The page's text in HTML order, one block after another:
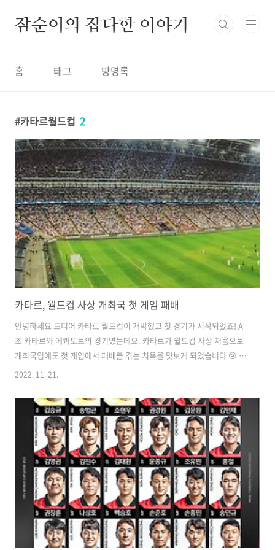
잠순이의 잡다한 이야기
홈 태그 방명록
카타르월드컵 2
카타르, 월드컵 사상 개최국 첫 게임 패배
안녕하세요 드디어 카타르 월드컵이 개막했고 첫 경기가 시작되었죠! A
조 카타르와 에콰도르의 경기였는데요. 카타르가 월드컵 사상 처음으로
개최국임에도 첫 게임에서 패배를 겪는 치욕을 맛보게 되었습니다 😢 카
타르:에콰도르 경기 결과 및 정보 알려드리도록 하겠습니다. 우리나라 시
진행되었는데요. 역시나 우려대로 카타르는 에콰도르의 경기에서 0:2로
패배하고 말았습니다. 개최국 특권으로 출전하게 된 카타르의 경기력을
걱정하는 많은 이들이 우려한 결과대로의 경기가 진행된 것 같네요. 92
년의 월드컵 역사에서 첫 개최국 패배라는 치욕을 맛보게 된 카타르는 앞
으로의 일정도 걱정이 앞설텐데요. 세네갈과 네덜란드도 카타르에게는
결코 쉬운 상대가 아..
2022. 11. 21.